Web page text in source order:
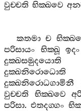
වුච‍්චති භික‍්ඛවෙ
කතමා ච
පරිසායං
භික‍්ඛූ ඉදං
දුක‍්ඛසමුදයොති
දුක‍්ඛනිරොධොති
දුක‍්ඛනිරොධගාමිනී
වුච‍්චති
භික‍්ඛවෙ
පරිසා.එතදග‍්ගං